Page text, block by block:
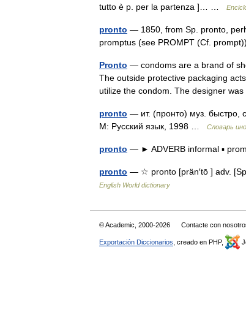
tutto è p. per la partenza ]… …
pronto — 1850, from Sp. pronto,
promptus (see PROMPT (Cf.
Pronto — condoms are a brand of
The outside protective packaging
utilize the condom. The designer
pronto — ит. (пронто) муз. быстро,
М: Русский язык, 1998 …
Словарь
pronto — ► ADVERB informal ▪
pronto — ☆ pronto [prän′tō ] adv.
English World dictionary
© Academic, 2000-2026 Contacte con
Exportación Diccionarios , creado en PHP,